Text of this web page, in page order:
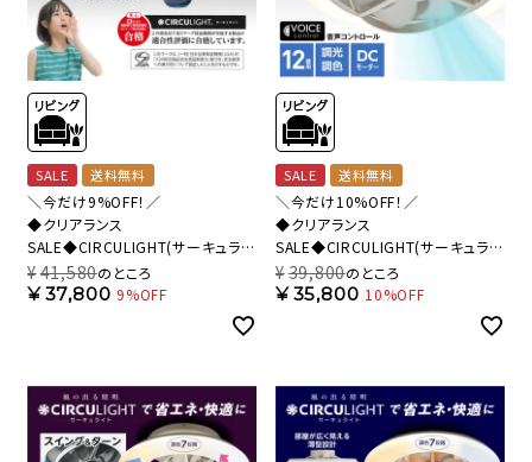
SALE 送料無料
＼今だけ9%OFF！／
◆クリアランス
SALE◆CIRCULIGHT(サーキュライ
ト) EZシリーズ アレクサ対応 スイ
ングモデル 12畳タイプ DCC-
¥41,580のところ
¥37,800 9%OFF
SALE 送料無料
＼今だけ10%OFF！／
◆クリアランス
SALE◆CIRCULIGHT(サーキュライ
ト) EZシリーズ 音声コントロール
スイングモデル 12畳タイプ DCC-
¥39,800のところ
¥35,800 10%OFF